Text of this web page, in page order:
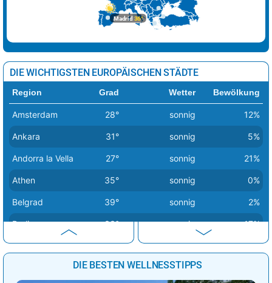
Madrid 36°
DIE WICHTIGSTEN EUROPÄISCHEN STÄDTE
Region Grad Wetter Bewölkung
Amsterdam 28° sonnig 12%
Ankara 31° sonnig 5%
Andorra la Vella 27° sonnig 21%
Athen 35° sonnig 0%
Belgrad 39° sonnig 2%
Berlin 33° sonnig 17%
Bern 30° Regenschauer 46%
31° sonnig
DIE BESTEN WELLNESSTIPPS